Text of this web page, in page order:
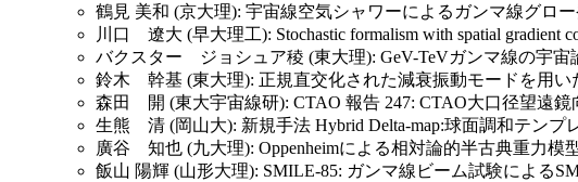
鶴見 美和 (京大理): 宇宙線空気シャワーによるガンマ線グロ
川口 遼大 (早大理工): Stochastic formalism with spatial gradient
バクスター ジョシュア稜 (東大理): GeV-TeVガンマ線の宇
鈴木 幹基 (東大理): 正規直交化された減衰振動モードを用
森田 開 (東大宇宙線研): CTAO 報告 247: CTAO大口径望遠
生熊 清 (岡山大): 新規手法 Hybrid Delta-map:球面調和テン
廣谷 知也 (九大理): Oppenheimによる相対論的半古典重力模
飯山 陽輝 (山形大理): SMILE-85: ガンマ線ビーム試験による